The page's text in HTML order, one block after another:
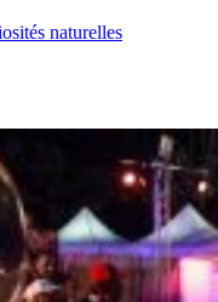
naturelles